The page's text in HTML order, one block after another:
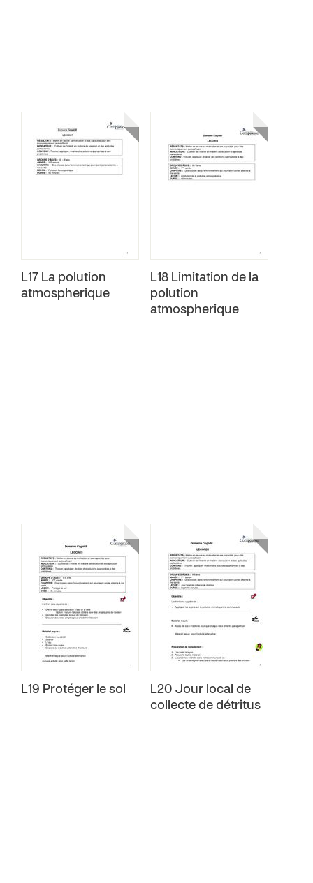
L17 La polution
atmospherique
L18 Limitation de la
polution
atmospherique
L19 Protéger le sol
L20 Jour local de
collecte de détritus